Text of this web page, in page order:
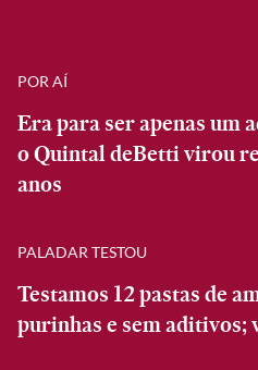
POR AÍ
Era para ser apenas um
o Quintal deBetti virou
anos
PALADAR TESTOU
Testamos 12 pastas de
purinhas e sem aditivos;